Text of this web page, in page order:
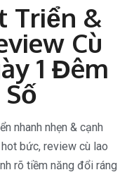
Triển &
Cù
1 Đêm
nhanh nhẹn & cạnh
bức, review cù lao
rõ tiềm năng đổi ráng